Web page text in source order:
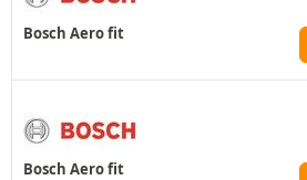
Bosch Aero fit
Bosch Aero fit